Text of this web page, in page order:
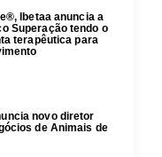
Ibetaa anuncia a
Superação tendo o
terapêutica para
novo diretor
de Animais de